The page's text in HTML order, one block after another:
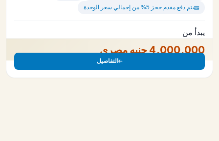
يتم دفع مفدم حجز 5% من إجمالي سعر الوحدة
يبدأ من
4,000,000 جنيه مصري
التفاصيل